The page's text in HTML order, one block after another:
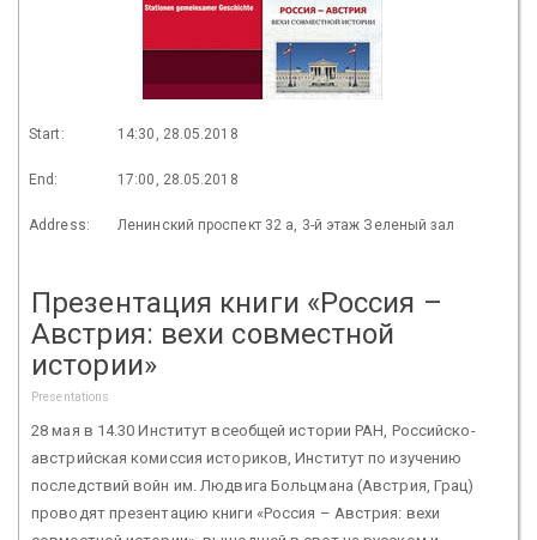
Start: 14:30, 28.05.2018
End: 17:00, 28.05.2018
Address: Ленинский проспект 32 а, 3-й этаж Зеленый зал
Презентация книги «Россия –
Австрия: вехи совместной
истории»
Presentations
28 мая в 14.30 Институт всеобщей истории РАН, Российско-
австрийская комиссия историков, Институт по изучению
последствий войн им. Людвига Больцмана (Австрия, Грац)
проводят презентацию книги «Россия – Австрия: вехи